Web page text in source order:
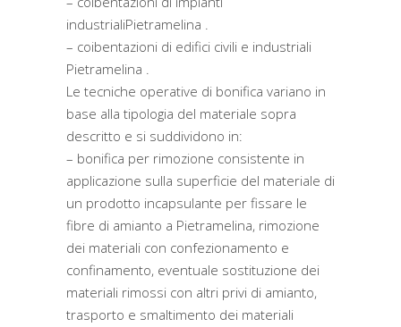
industrialiPietramelina .
– coibentazioni di edifici civili e industriali
Pietramelina .
Le tecniche operative di bonifica variano in
base alla tipologia del materiale sopra
descritto e si suddividono in:
– bonifica per rimozione consistente in
applicazione sulla superficie del materiale di
un prodotto incapsulante per fissare le
fibre di amianto a Pietramelina, rimozione
dei materiali con confezionamento e
confinamento, eventuale sostituzione dei
materiali rimossi con altri privi di amianto,
trasporto e smaltimento dei materiali